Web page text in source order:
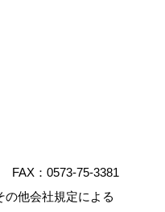
FAX：0573-75-3381
の他会社規定による